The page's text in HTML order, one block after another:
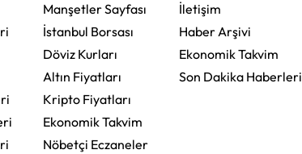
Manşetler Sayfası
İstanbul Borsası
Döviz Kurları
Altın Fiyatları
Kripto Fiyatları
Ekonomik Takvim
Nöbetçi Eczaneler
İletişim
Haber Arşivi
Ekonomik Takvim
Son Dakika Haberleri